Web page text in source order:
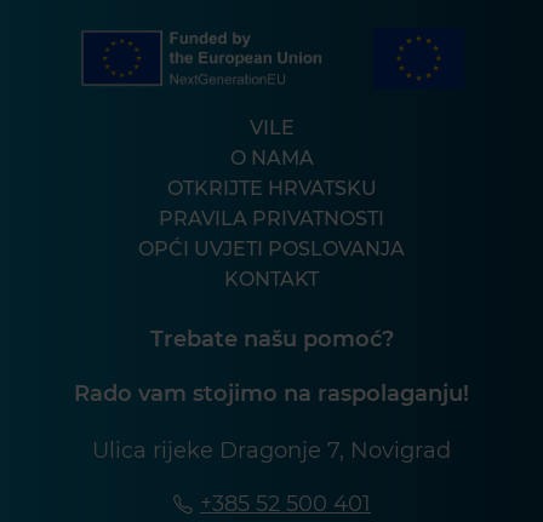
VILE
O NAMA
OTKRIJTE HRVATSKU
PRAVILA PRIVATNOSTI
OPĆI UVJETI POSLOVANJA
KONTAKT
Trebate našu pomoć?
Rado vam stojimo na raspolaganju!
Ulica rijeke Dragonje 7, Novigrad
+385 52 500 401